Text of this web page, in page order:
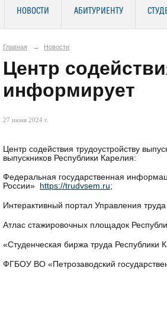
НОВОСТИ АБИТУРИЕНТУ
Главная → Новости
Центр
информирует
27 июня 2024 г.
Центр содействия трудоустройству
выпускников Республики Карелия:
Федеральная государственная
России»
https://trudvsem.ru;
Интерактивный портал Управления
Атлас стажировочных площадок
«Студенческая биржа труда Республики
ФГБОУ ВО «Петрозаводский